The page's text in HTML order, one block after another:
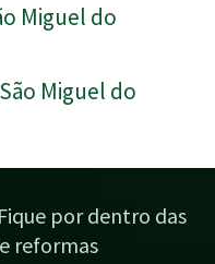
Miguel do
Miguel do
por dentro das
reformas